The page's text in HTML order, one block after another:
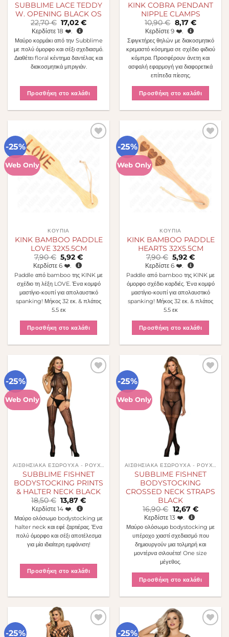
SUBBLIME LACE TEDDY
W. OPENING BLACK OS
22,70€ Original
price
was:
22,70 €.
17,02€Η
είναι:
17,02 €.
Κερδίστε 18 ❤️.
Μαύρο κορμάκι από την Subblime
με πολύ όμορφο και σέξι σχεδιασμό.
Διαθέτει floral κέντημα δαντέλας και
διακοσμητικά μπριγιάν.
Προσθήκη στο καλάθι
KINK COBRA PENDANT
NIPPLE CLAMPS
10,90€ Original
price
was:
10,90 €.
8,17 €Η
είναι:
8,17 €.
Κερδίστε 9❤️.
Σφιγκτήρες θηλών με διακοσμητικό
κρεμαστό κόσμημα σε σχέδιο φιδιού
κόμπρα. Προσφέρουν άνετη και
ασφαλή εφαρμογή για διαφορετικά
επίπεδα πίεσης.
Προσθήκη στο καλάθι
-25%
Web Only
επιθυμιών
ΚΟΥΠΙΆ
KINK BAMBOO PADDLE
LOVE 32X5.5CM
7,90€ Original
price
was:
7,90 €.
5,92€Η
είναι:
5,92 €.
Κερδίστε 6❤️.
Paddle από bamboo της KINK με
σχέδιο τη λέξη LOVE. Ένα κομψό
μαστίγιο-κουπί για απολαυστικό
spanking! Μήκος 32 εκ. & πλάτος
5.5 εκ
Προσθήκη στο καλάθι
-25%
Web Only
ΚΟΥΠΙΆ
KINK BAMBOO PADDLE
HEARTS 32X5.5CM
7,90€ Original
price
was:
7,90 €.
5,92€Η
είναι:
5,92 €.
Κερδίστε 6❤️.
Paddle από bamboo της KINK με
όμορφο σχέδιο καρδιές. Ένα κομψό
μαστίγιο-κουπί για απολαυστικό
spanking! Μήκος 32 εκ. & πλάτος
5.5 εκ
Προσθήκη στο καλάθι
-25%
Web Only
ΑΙΣΘΗΣΙΑΚΆ ΕΣΏΡΟΥΧΑ - ΡΟΎΧΑ
SUBBLIME FISHNET
BODYSTOCKING PRINTS
& HALTER NECK BLACK
18,50€ Original
price
was:
18,50 €.
13,87€Η
είναι:
13,87 €.
Κερδίστε 14 ❤️.
Μαύρο ολόσωμο bodystocking με
halter neck και εφέ ζαρτιέρας. Ένα
πολύ όμορφο και σέξι αποτέλεσμα
για μία ιδιαίτερη εμφάνιση!
Προσθήκη στο καλάθι
-25%
Web Only
ΑΙΣΘΗΣΙΑΚΆ ΕΣΏΡΟΥΧΑ - ΡΟΎΧΑ
SUBBLIME FISHNET
BODYSTOCKING
CROSSED NECK STRAPS
BLACK
16,90€ Original
price
was:
16,90 €.
12,67 €Η
είναι:
12,67 €.
Κερδίστε 13❤️.
Μαύρο ολόσωμο bodystocking με
υπέροχο χιαστί σχεδιασμό που
δημιουργούν μια τολμηρή και
μοντέρνα σιλουέτα! One size
μέγεθος.
Προσθήκη στο καλάθι
-25% -25%